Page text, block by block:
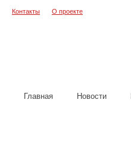
Контакты О проекте
Главная Новости